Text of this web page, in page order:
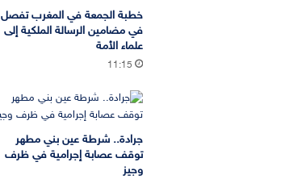
خطبة الجمعة في المغرب تفصل
في مضامين الرسالة الملكية إلى
علماء الأمة
11:15
جرادة.. شرطة عين بني مطهر
توقف عصابة إجرامية في ظرف
وجيز